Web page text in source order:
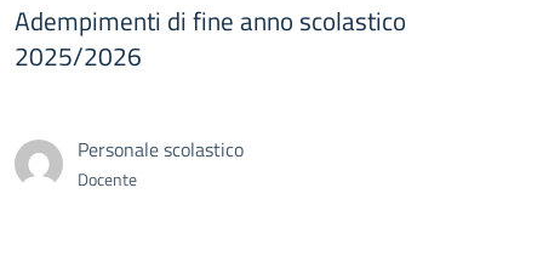
Adempimenti di fine anno scolastico
2025/2026
Personale scolastico
Docente